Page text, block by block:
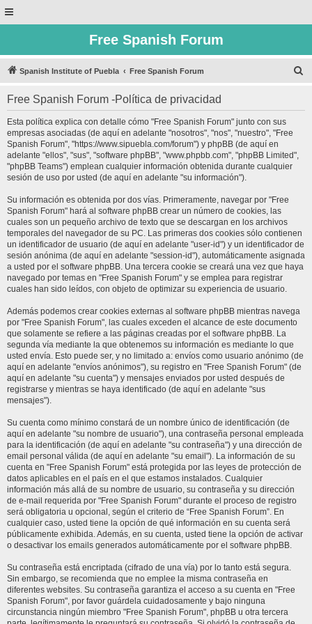
Free Spanish Forum
Spanish Institute of Puebla Free Spanish Forum
Free Spanish Forum -Política de privacidad
Esta política explica con detalle cómo "Free Spanish Forum" junto con sus
empresas asociadas (de aquí en adelante "nosotros", "nos", "nuestro", "Free
Spanish Forum", "https://www.sipuebla.com/forum") y phpBB (de aquí en
adelante "ellos", "sus", "software phpBB", "www.phpbb.com", "phpBB Limited",
"phpBB Teams") emplean cualquier información obtenida durante cualquier
sesión de uso por usted (de aquí en adelante "su información").
Su información es obtenida por dos vías. Primeramente, navegar por "Free
Spanish Forum" hará al software phpBB crear un número de cookies, las
cuales son un pequeño archivo de texto que se descargan en los archivos
temporales del navegador de su PC. Las primeras dos cookies sólo contienen
un identificador de usuario (de aquí en adelante "user-id") y un identificador de
sesión anónima (de aquí en adelante "session-id"), automáticamente asignada
a usted por el software phpBB. Una tercera cookie se creará una vez que haya
navegado por temas en "Free Spanish Forum" y se emplea para registrar
cuales han sido leídos, con objeto de optimizar su experiencia de usuario.
Además podemos crear cookies externas al software phpBB mientras navega
por "Free Spanish Forum", las cuales exceden el alcance de este documento
que solamente se refiere a las páginas creadas por el software phpBB. La
segunda vía mediante la que obtenemos su información es mediante lo que
usted envía. Esto puede ser, y no limitado a: envíos como usuario anónimo (de
aquí en adelante "envíos anónimos"), su registro en "Free Spanish Forum" (de
aquí en adelante "su cuenta") y mensajes enviados por usted después de
registrarse y mientras se haya identificado (de aquí en adelante "sus
mensajes").
Su cuenta como mínimo constará de un nombre único de identificación (de
aquí en adelante "su nombre de usuario"), una contraseña personal empleada
para la identificación (de aquí en adelante "su contraseña") y una dirección de
email personal válida (de aquí en adelante "su email"). La información de su
cuenta en "Free Spanish Forum" está protegida por las leyes de protección de
datos aplicables en el país en el que estamos instalados. Cualquier
información más allá de su nombre de usuario, su contraseña y su dirección
de e-mail requerida por "Free Spanish Forum" durante el proceso de registro
será obligatoria u opcional, según el criterio de “Free Spanish Forum”. En
cualquier caso, usted tiene la opción de qué información en su cuenta será
públicamente exhibida. Además, en su cuenta, usted tiene la opción de activar
o desactivar los emails generados automáticamente por el software phpBB.
Su contraseña está encriptada (cifrado de una vía) por lo tanto está segura.
Sin embargo, se recomienda que no emplee la misma contraseña en
diferentes websites. Su contraseña garantiza el acceso a su cuenta en "Free
Spanish Forum", por favor guárdela cuidadosamente y bajo ninguna
circunstancia ningún miembro "Free Spanish Forum", phpBB u otra tercera